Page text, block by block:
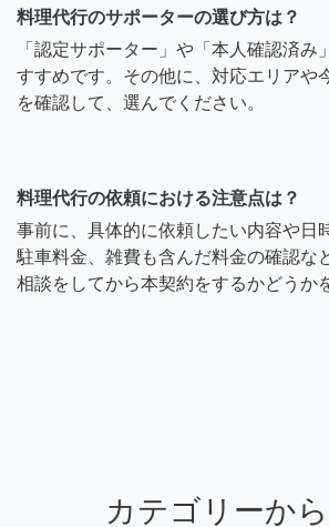
料理代行のサポーターの選び方は？
「認定サポーター」や「本人確認済み
すすめです。その他に、対応エリアや
を確認して、選んでください。
料理代行の依頼における注意点は？
事前に、具体的に依頼したい内容や日
駐車料金、雑費も含んだ料金の確認な
相談をしてから本契約をするかどうか
カテゴリーか